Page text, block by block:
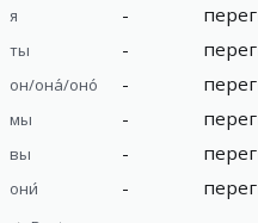
я
-
ты -
он/она́/оно́ -
мы -
вы -
они́ -